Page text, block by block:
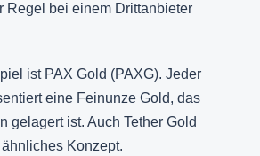
Regel bei einem Drittanbieter
ist PAX Gold (PAXG). Jeder
eine Feinunze Gold, das
gelagert ist. Auch Tether Gold
Konzept.